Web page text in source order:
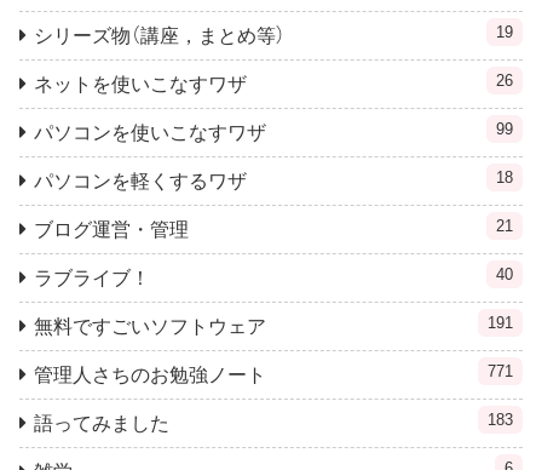
シリーズ物（講座，まとめ等） 19
ネットを使いこなすワザ 26
パソコンを使いこなすワザ 99
パソコンを軽くするワザ 18
ブログ運営・管理 21
ラブライブ！ 40
無料ですごいソフトウェア 191
管理人さちのお勉強ノート 771
語ってみました 183